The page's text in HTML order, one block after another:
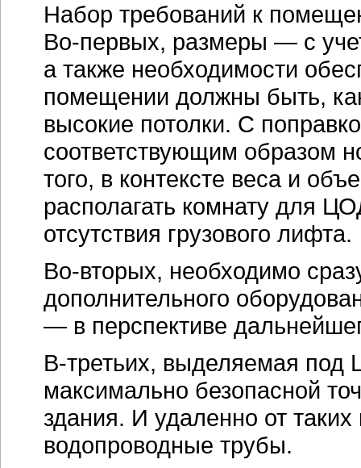
Набор требований к
Во-первых, размеры — с
а также необходимости
помещении должны быть,
высокие потолки. С
соответствующим образом
того, в контексте веса и
располагать комнату для
отсутствия грузового лифта.
Во-вторых, необходимо
дополнительного
— в перспективе
В-третьих, выделяемая под
максимально безопасной
здания. И удаленно от
водопроводные трубы.